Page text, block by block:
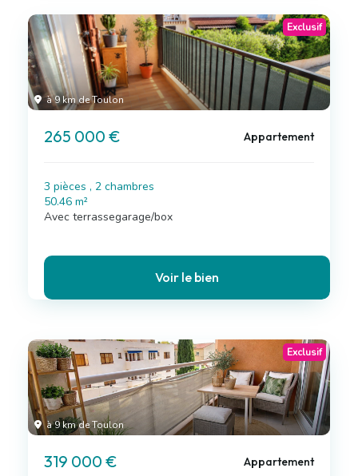
à 9 km de Toulon
Exclusif
265 000 € Appartement
3 pièces , 2 chambres
50.46 m²
Avec terrassegarage/box
Voir le bien
à 9 km de Toulon
Exclusif
319 000 € Appartement